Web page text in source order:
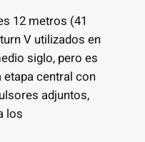
12 metros (41
V utilizados en
siglo, pero es
central con
adjuntos,
los